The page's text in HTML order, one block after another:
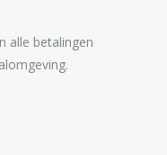
alle betalingen